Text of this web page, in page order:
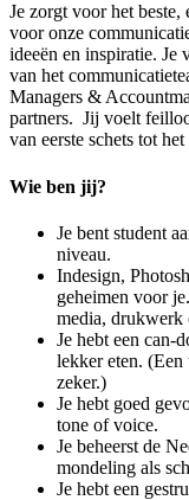
Je zorgt voor het
voor onze
ideeën en inspiratie. Je
van het
Managers &
partners. Jij voelt
van eerste schets tot
Wie ben jij?
Je bent student
niveau.
Indesign,
geheimen voor
media, drukwerk
Je hebt een can-
lekker eten. (Een
zeker.)
Je hebt goed
tone of voice.
Je beheerst de
mondeling als
Je hebt een